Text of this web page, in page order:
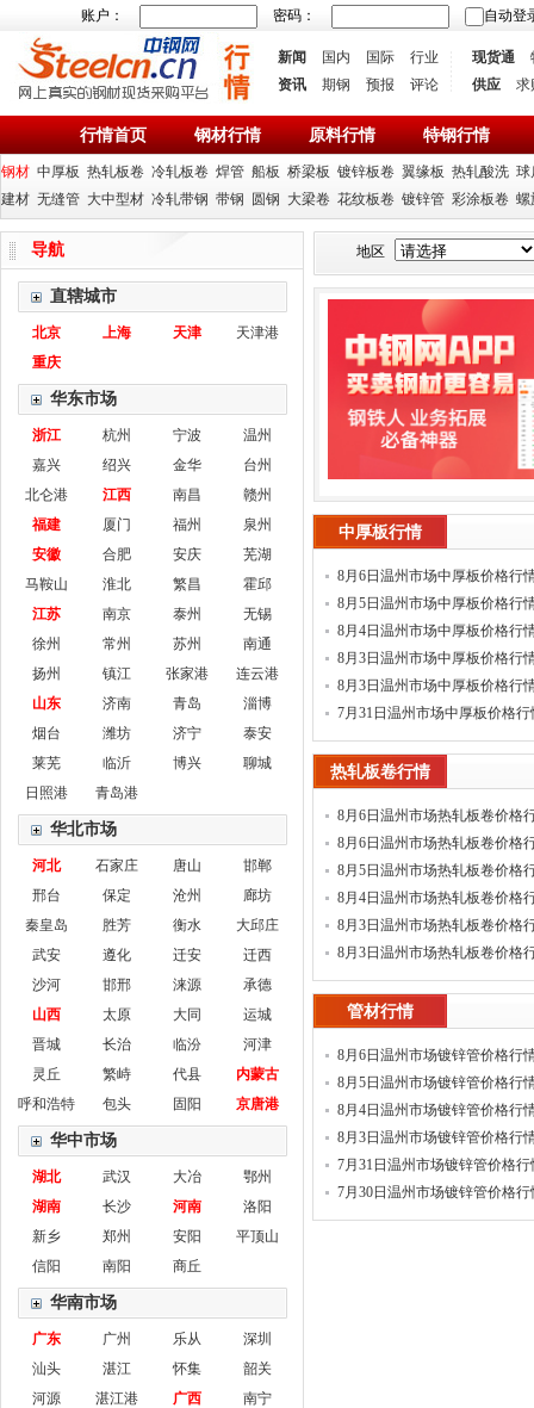
账户： 密码： 自动登
新闻 国内 国际
行业
资讯
期钢 预报 评论
现货通
供应
求
行情首页 钢材行情 原料行情 特钢行情
钢材 中厚板 热轧板卷 冷轧板卷 焊管 船板 桥梁板 镀锌板卷 翼缘板 热轧酸洗 球
建材 无缝管 大中型材 冷轧带钢 带钢 圆钢 大梁卷 花纹板卷 镀锌管 彩涂板卷 螺
导航
直辖城市
北京 上海 天津
天津港
重庆
华东市场
浙江 杭州 宁波
温州
嘉兴
绍兴 金华
台州
北仑港
江西 南昌
赣州
福建
厦门 福州
泉州
安徽
合肥 安庆
芜湖
马鞍山
淮北 繁昌
霍邱
江苏
南京 泰州
无锡
徐州
常州 苏州
南通
扬州
镇江 张家港
连云港
山东
济南 青岛
淄博
烟台
潍坊 济宁
泰安
莱芜
临沂 博兴
聊城
日照港
青岛港
华北市场
河北 石家庄 唐山
邯郸
邢台
保定 沧州
廊坊
秦皇岛
胜芳 衡水
大邱庄
武安
遵化 迁安
迁西
沙河
邯邢 涞源
承德
山西
太原 大同
运城
晋城
长治 临汾
河津
灵丘
繁峙 代县
内蒙古
呼和浩特
包头 固阳 京唐港
华中市场
湖北 武汉 大冶
鄂州
湖南
长沙 河南
洛阳
新乡
郑州 安阳
平顶山
信阳
南阳 商丘
华南市场
广东 广州 乐从
深圳
汕头
湛江 怀集
韶关
河源
湛江港 广西
南宁
地区
中厚板行情
8月6日温州市场中厚板价格行
8月5日温州市场中厚板价格行
8月4日温州市场中厚板价格行
8月3日温州市场中厚板价格行
8月3日温州市场中厚板价格行
7月31日温州市场中厚板价格行
热轧板卷行情
8月6日温州市场热轧板卷价格
(新)
8月6日温州市场热轧板卷价格
8月5日温州市场热轧板卷价格
8月4日温州市场热轧板卷价格
8月3日温州市场热轧板卷价格
(新)
8月3日温州市场热轧板卷价格
管材行情
8月6日温州市场镀锌管价格行
8月5日温州市场镀锌管价格行
8月4日温州市场镀锌管价格行
8月3日温州市场镀锌管价格行
7月31日温州市场镀锌管价格行
7月30日温州市场镀锌管价格行